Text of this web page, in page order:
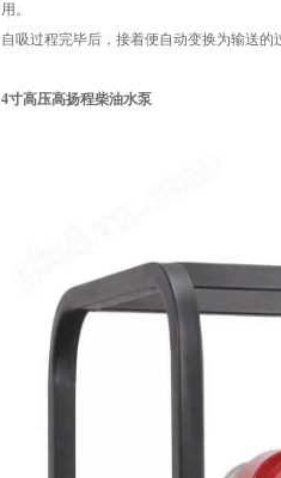
用。
自吸过程完毕后，接着便自动变换为输送的
4寸高压高扬程柴油水泵